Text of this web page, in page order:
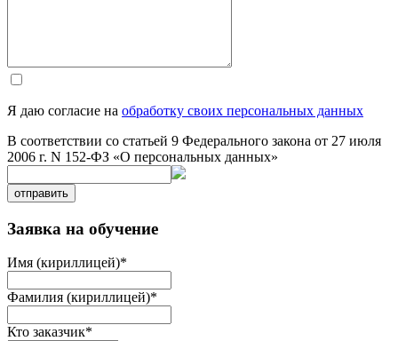
Я даю согласие на обработку своих персональных данных
В соответствии со статьей 9 Федерального закона от 27 июля
2006 г. N 152-ФЗ «О персональных данных»
отправить
Заявка на обучение
Имя (кириллицей)*
Фамилия (кириллицей)*
Кто заказчик*